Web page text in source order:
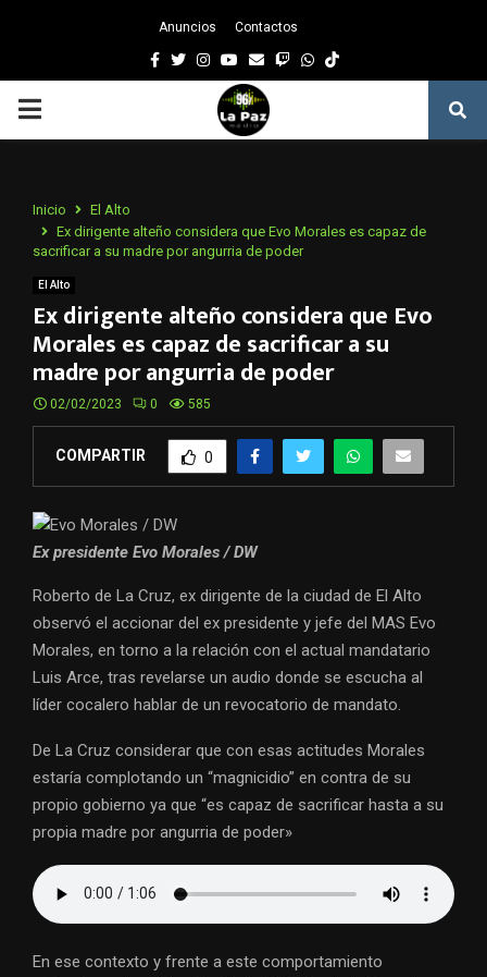
Anuncios Contactos
Facebook
TwitterInstagram
Youtube
EmailTwitchWhatsapp
PRIMARY
Inicio
El Alto
Ex dirigente alteño considera que Evo Morales es capaz de
sacrificar a su madre por angurria de poder
El Alto
Ex dirigente alteño considera que Evo
Morales es capaz de sacrificar a su
madre por angurria de poder
02/02/2023 0 585
COMPARTIR 0
Ex presidente Evo Morales / DW
Roberto de La Cruz, ex dirigente de la ciudad de El Alto
observó el accionar del ex presidente y jefe del MAS Evo
Morales, en torno a la relación con el actual mandatario
Luis Arce, tras revelarse un audio donde se escucha al
líder cocalero hablar de un revocatorio de mandato.
De La Cruz considerar que con esas actitudes Morales
estaría complotando un “magnicidio” en contra de su
propio gobierno ya que “es capaz de sacrificar hasta a su
propia madre por angurria de poder»
En ese contexto y frente a este comportamiento